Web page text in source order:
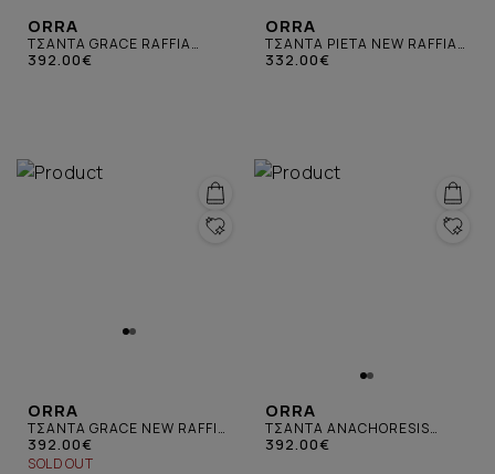
ORRA
ΤΣΑΝΤΑ GRACE RAFFIA
ΜΠΕΖ
392.00€
ORRA
ΤΣΑΝΤΑ PIETA NEW RAFFIA
ΚΑΦΕ
332.00€
ORRA
ΤΣΑΝΤΑ GRACE NEW RAFFIA
ΚΑΦΕ
392.00€
SOLD OUT
ORRA
ΤΣΑΝΤΑ ANACHORESIS
RAFFIA ΚΑΦΕ
392.00€